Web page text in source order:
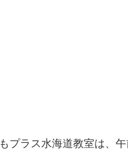
プラス水海道教室は、